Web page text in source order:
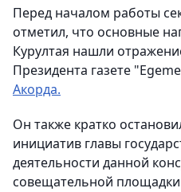
Перед началом работы
отметил, что основные
Курултая нашли
Президента газете
Акорда.
Он также кратко
инициатив главы
деятельности данной
совещательной